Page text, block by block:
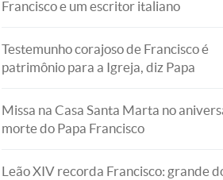
Francisco e um escritor italiano
Testemunho corajoso de Francisco é
patrimônio para a Igreja, diz Papa
Missa na Casa Santa Marta no
morte do Papa Francisco
Leão XIV recorda Francisco: grande